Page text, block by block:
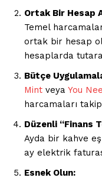
Ortak Bir Hesap
Temel
ortak bir hesap
hesaplarda
Bütçe
Mint veya You
harcamaları
Düzenli “Finans
Ayda bir kahve
ay elektrik
Esnek Olun: